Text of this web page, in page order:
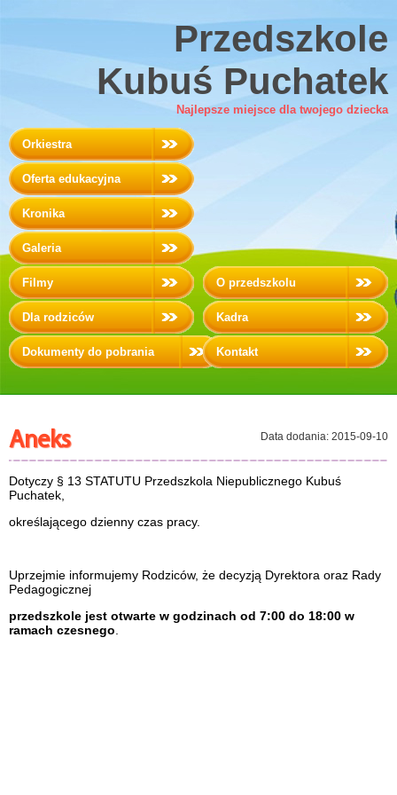
Przedszkole
Kubuś Puchatek
Orkiestra
Oferta edukacyjna
Kronika
Galeria
Filmy
Dla rodziców
Dokumenty do pobrania
Najlepsze miejsce dla twojego dziecka
O przedszkolu
Kadra
Kontakt
Aneks Data dodania: 2015-09-10
Dotyczy § 13 STATUTU Przedszkola Niepublicznego Kubuś
Puchatek,
określającego dzienny czas pracy.
Uprzejmie informujemy Rodziców, że decyzją Dyrektora oraz Rady
Pedagogicznej
przedszkole jest otwarte w godzinach od 7:00 do 18:00 w
ramach czesnego